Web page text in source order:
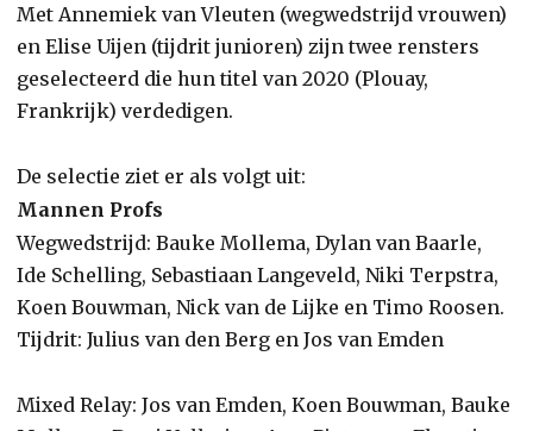
Met Annemiek van Vleuten (wegwedstrijd vrouwen)
en Elise Uijen (tijdrit junioren) zijn twee rensters
geselecteerd die hun titel van 2020 (Plouay,
Frankrijk) verdedigen.
De selectie ziet er als volgt uit:
Mannen Profs
Wegwedstrijd: Bauke Mollema, Dylan van Baarle,
Ide Schelling, Sebastiaan Langeveld, Niki Terpstra,
Koen Bouwman, Nick van de Lijke en Timo Roosen.
Tijdrit: Julius van den Berg en Jos van Emden
Mixed Relay: Jos van Emden, Koen Bouwman, Bauke